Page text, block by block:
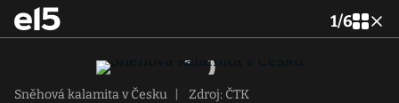
1/6
Sněhová kalamita v Česku Zdroj: ČTK